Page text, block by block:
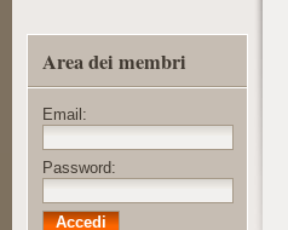
Area dei membri
Email:
Password: